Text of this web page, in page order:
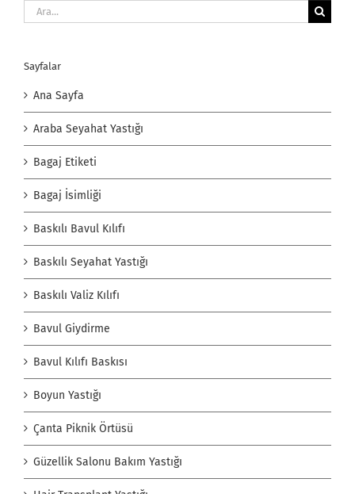
Ara:
Sayfalar
Ana Sayfa
Araba Seyahat Yastığı
Bagaj Etiketi
Bagaj İsimliği
Baskılı Bavul Kılıfı
Baskılı Seyahat Yastığı
Baskılı Valiz Kılıfı
Bavul Giydirme
Bavul Kılıfı Baskısı
Boyun Yastığı
Çanta Piknik Örtüsü
Güzellik Salonu Bakım Yastığı